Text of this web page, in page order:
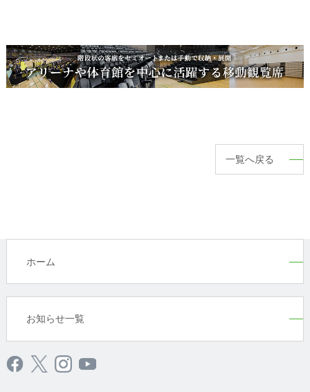
一覧へ戻る
ホーム
お知らせ一覧